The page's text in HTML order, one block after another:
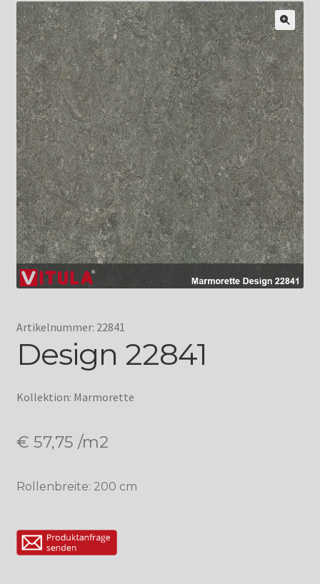
Artikelnummer: 22841
Design 22841
Kollektion: Marmorette
€ 57,75 /m2
Rollenbreite: 200 cm